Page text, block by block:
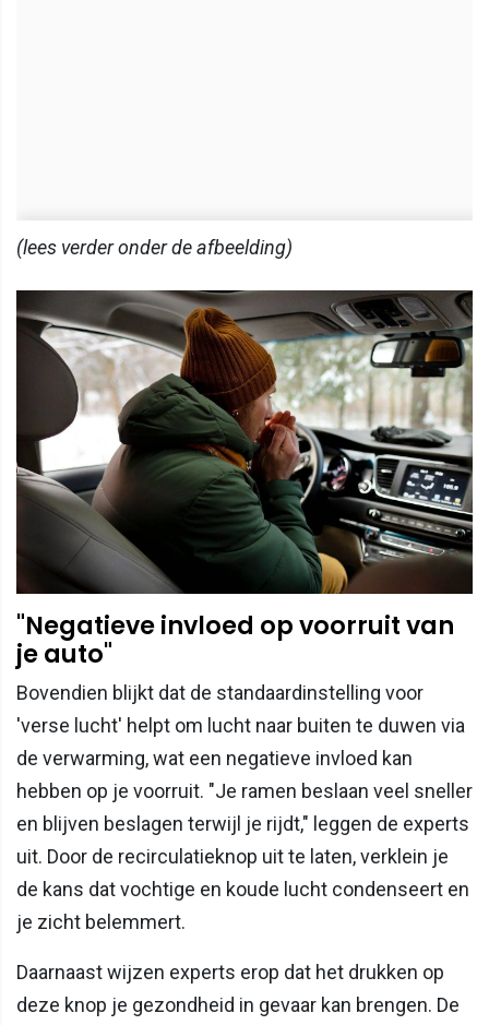
(lees verder onder de afbeelding)
"Negatieve invloed op voorruit van
je auto"
Bovendien blijkt dat de standaardinstelling voor
'verse lucht' helpt om lucht naar buiten te duwen via
de verwarming, wat een negatieve invloed kan
hebben op je voorruit. "Je ramen beslaan veel sneller
en blijven beslagen terwijl je rijdt," leggen de experts
uit. Door de recirculatieknop uit te laten, verklein je
de kans dat vochtige en koude lucht condenseert en
je zicht belemmert.
Daarnaast wijzen experts erop dat het drukken op
deze knop je gezondheid in gevaar kan brengen. De